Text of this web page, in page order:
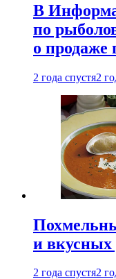
В
по
о продаже
2 года спустя2
и вкусных
2 года спустя2